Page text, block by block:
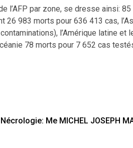
l’AFP par zone, se dresse ainsi:
26 983 morts pour 636 413 cas,
l’Amérique latine et
78 morts pour 7 652 cas
Nécrologie: Me MICHEL JOSEPH